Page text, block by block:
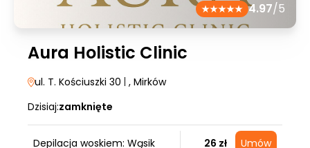
4.97/5
Aura Holistic Clinic
ul. T. Kościuszki 30 , Mirków
Dzisiaj:zamknięte
Depilacja woskiem: Wąsik 26 zł Umów